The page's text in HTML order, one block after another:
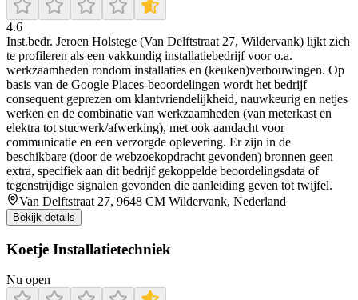
4.6
Inst.bedr. Jeroen Holstege (Van Delftstraat 27, Wildervank) lijkt zich
te profileren als een vakkundig installatiebedrijf voor o.a.
werkzaamheden rondom installaties en (keuken)verbouwingen. Op
basis van de Google Places-beoordelingen wordt het bedrijf
consequent geprezen om klantvriendelijkheid, nauwkeurig en netjes
werken en de combinatie van werkzaamheden (van meterkast en
elektra tot stucwerk/afwerking), met ook aandacht voor
communicatie en een verzorgde oplevering. Er zijn in de
beschikbare (door de webzoekopdracht gevonden) bronnen geen
extra, specifiek aan dit bedrijf gekoppelde beoordelingsdata of
tegenstrijdige signalen gevonden die aanleiding geven tot twijfel.
Van Delftstraat 27, 9648 CM Wildervank, Nederland
Bekijk details
Koetje Installatietechniek
Nu open